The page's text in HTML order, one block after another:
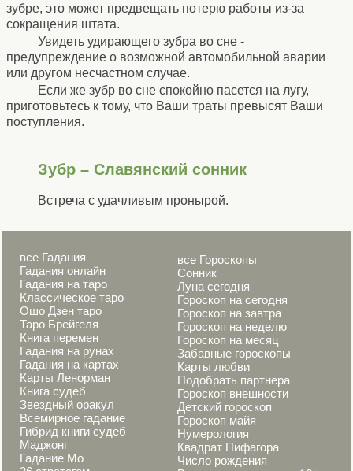
зубре, это может предвещать потерю работы из-за
сокращения штата.
Увидеть удирающего зубра во сне -
предупреждение о возможной автомобильной аварии
или другом несчастном случае.
Если же зубр во сне спокойно пасется на лугу,
приготовьтесь к тому, что Ваши траты превысят Ваши
поступления.
Зубр – Славянский сонник
Встреча с удачливым пронырой.
все Гадания
Гадания онлайн
Гадания на таро
Классическое таро
Ошо Дзен таро
Таро Брейгеля
Книга перемен
Гадания на рунах
Гадания на картах
Карты Ленорман
Книга судеб
Звездный оракул
Всемирное гадание
Гибрид книги судеб
Маджонг
Гадание Мо
все Гороскопы
Сонник
Луна сегодня
Гороскоп на сегодня
Гороскоп на завтра
Гороскоп на неделю
Гороскоп на месяц
Забавные гороскопы
Карты любви
Подобрать партнера
Гороскоп внешности
Детский гороскоп
Гороскоп майя
Нумерология
Квадрат Пифагора
Число рождения